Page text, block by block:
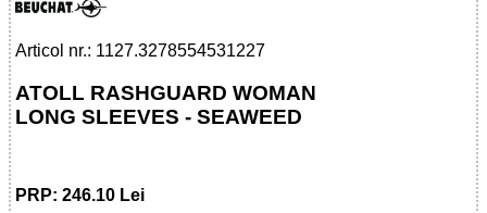
Articol nr.: 1127.3278554531227
ATOLL RASHGUARD WOMAN
LONG SLEEVES - SEAWEED
PRP: 246.10 Lei